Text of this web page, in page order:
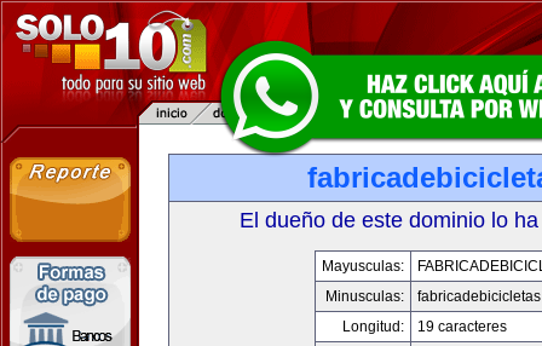
El dueño de este dominio lo
Mayusculas:
Minusculas:
Longitud:
19 caracteres